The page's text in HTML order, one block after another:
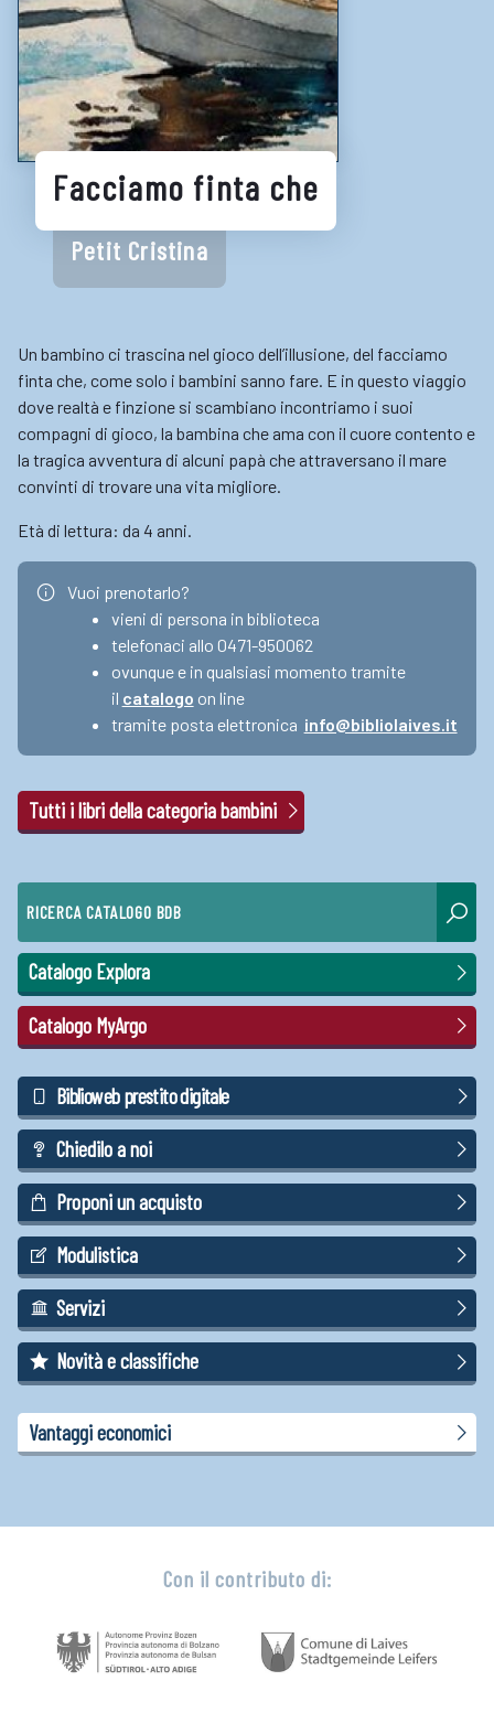
Biblioteche e cataloghi online
Consigli per la lettura
Biblioteche digitali
Gaming
Facciamo finta che
Petit Cristina
Un bambino ci trascina nel gioco dell’illusione, del facciamo
finta che, come solo i bambini sanno fare. E in questo viaggio
dove realtà e finzione si scambiano incontriamo i suoi
compagni di gioco, la bambina che ama con il cuore contento e
la tragica avventura di alcuni papà che attraversano il mare
convinti di trovare una vita migliore.
Età di lettura: da 4 anni.
Vuoi prenotarlo?
vieni di persona in biblioteca
telefonaci allo 0471-950062
ovunque e in qualsiasi momento tramite
il catalogo on line
tramite posta elettronica info@bibliolaives.it
Tutti i libri della categoria bambini
RICERCA CATALOGO BDB
Catalogo Explora
Catalogo MyArgo
Biblioweb prestito digitale
Chiedilo a noi
Proponi un acquisto
Modulistica
Servizi
Novità e classifiche
Vantaggi economici
Con il contributo di: